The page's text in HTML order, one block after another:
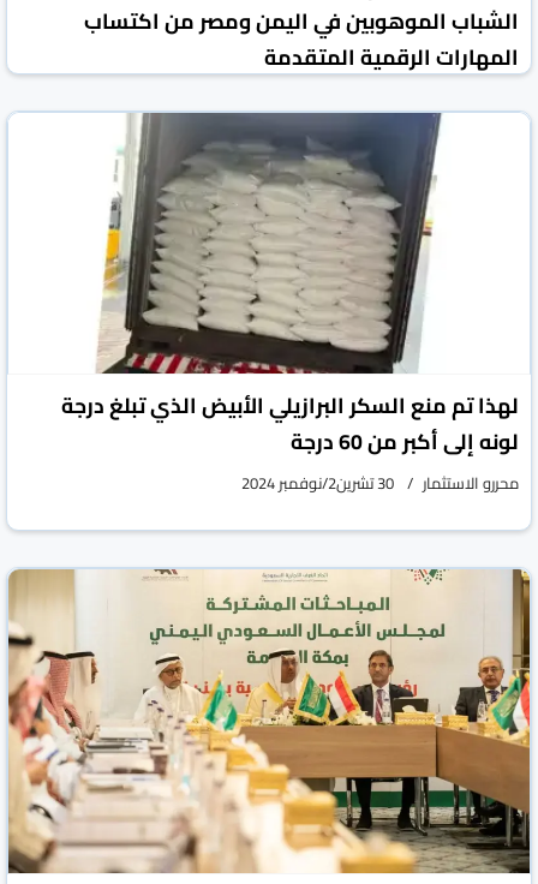
الشباب الموهوبين في اليمن ومصر من اكتساب
المهارات الرقمية المتقدمة
لهذا تم منع السكر البرازيلي الأبيض الذي تبلغ درجة
لونه إلى أكبر من 60 درجة
محررو الاستثمار 30 تشرين2/نوفمبر 2024